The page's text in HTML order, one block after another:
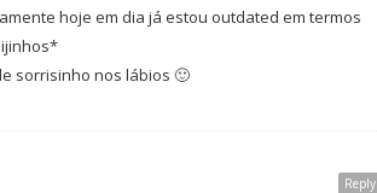
hoje em dia já estou outdated em termos
sorrisinho nos lábios 🙂
Reply